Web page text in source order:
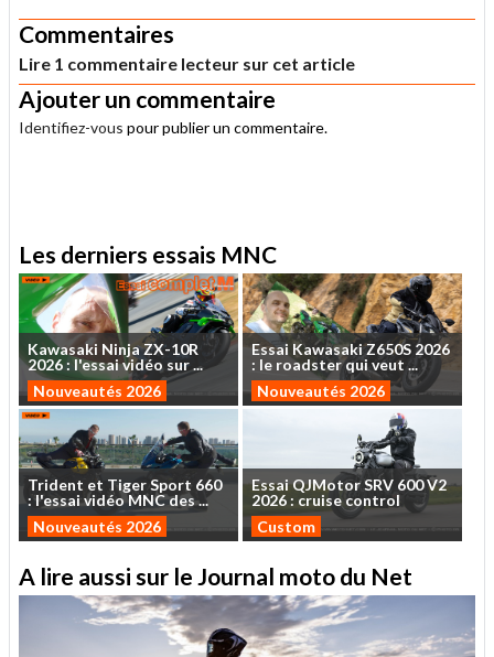
Commentaires
Lire 1 commentaire lecteur sur cet article
Ajouter un commentaire
Identifiez-vous pour publier un commentaire.
Les derniers essais MNC
Kawasaki NinjaZX-10R
2026: l'essaividéo sur...
Nouveautés 2026
Essai KawasakiZ650S 2026
: le roadsterquiveut ...
Nouveautés 2026
Trident et TigerSport 660
: l'essaividéoMNCdes...
Nouveautés 2026
EssaiQJMotorSRV 600V2
2026 : cruise control
Custom
A lire aussi sur le Journal moto du Net